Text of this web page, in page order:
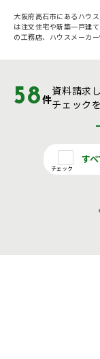
大阪府高石市にあるハウ
は注文住宅や新築一戸建
の工務店、ハウスメーカ
58 件
資料請求
チェック
チェック
す